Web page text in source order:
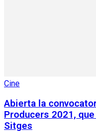
Cine
Abierta la
Producers 2021,
Sitges